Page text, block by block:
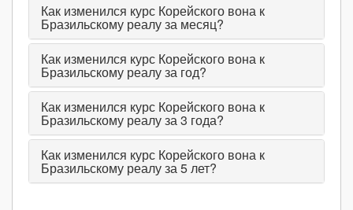
Как изменился курс Корейского вона к
Бразильскому реалу за месяц?
Как изменился курс Корейского вона к
Бразильскому реалу за год?
Как изменился курс Корейского вона к
Бразильскому реалу за 3 года?
Как изменился курс Корейского вона к
Бразильскому реалу за 5 лет?